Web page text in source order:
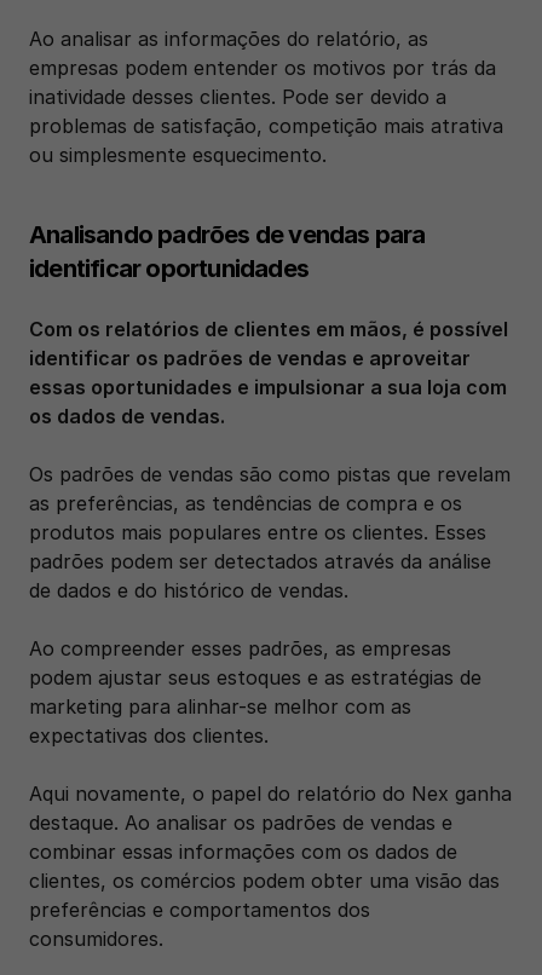
Ao analisar as informações do relatório, as
empresas podem entender os motivos por trás da
inatividade desses clientes. Pode ser devido a
problemas de satisfação, competição mais atrativa
ou simplesmente esquecimento.
Analisando padrões de vendas para
identificar oportunidades
Com os relatórios de clientes em mãos, é possível
identificar os padrões de vendas e aproveitar
essas oportunidades e impulsionar a sua loja com
os dados de vendas.
Os padrões de vendas são como pistas que revelam
as preferências, as tendências de compra e os
produtos mais populares entre os clientes. Esses
padrões podem ser detectados através da análise
de dados e do histórico de vendas.
Ao compreender esses padrões, as empresas
podem ajustar seus estoques e as estratégias de
marketing para alinhar-se melhor com as
expectativas dos clientes.
Aqui novamente, o papel do relatório do Nex ganha
destaque. Ao analisar os padrões de vendas e
combinar essas informações com os dados de
clientes, os comércios podem obter uma visão das
preferências e comportamentos dos
consumidores.